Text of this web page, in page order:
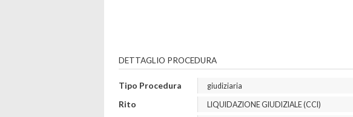
DETTAGLIO PROCEDURA
Tipo Procedura giudiziaria
Rito LIQUIDAZIONE GIUDIZIALE (CCI)